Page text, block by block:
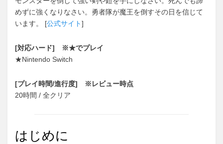
めずに強くなりなさい。勇者隊が魔王を倒すその日を信じて
います。
[公式サイト]
[対応ハード] ※★でプレイ
★Nintendo Switch
[プレイ時間/進行度] ※レビュー時点
20時間 / 全クリア
はじめに